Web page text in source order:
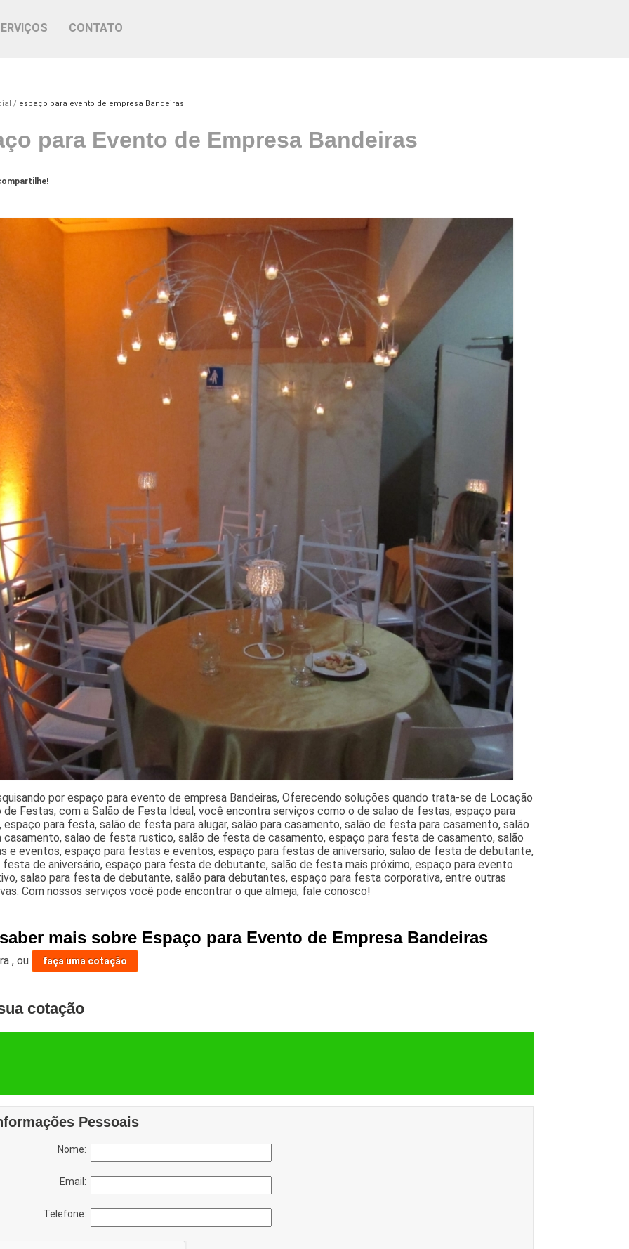
CONTATO
espaço para evento de empresa Bandeiras
para Evento de Empresa Bandeiras
por espaço para evento de empresa Bandeiras, Oferecendo soluções quando trata-se de Locação
de Festas, com a Salão de Festa Ideal, você encontra serviços como o de salao de festas, espaço para
espaço para festa, salão de festa para alugar, salão para casamento, salão de festa para casamento, salão
salao de festa rustico, salão de festa de casamento, espaço para festa de casamento, salão
e eventos, espaço para festas e eventos, espaço para festas de aniversario, salao de festa de debutante,
festa de aniversário, espaço para festa de debutante, salão de festa mais próximo, espaço para evento
salao para festa de debutante, salão para debutantes, espaço para festa corporativa, entre outras
Com nossos serviços você pode encontrar o que almeja, fale conosco!
mais sobre Espaço para Evento de Empresa Bandeiras
,ou faça uma cotação
cotação
Pessoais
Nome:
Email:
Telefone: